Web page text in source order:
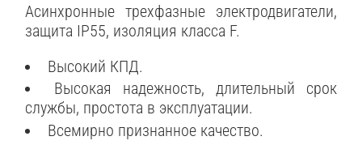
Асинхронные трехфазные электродвигатели,
защита IP55, изоляция класса F.
Высокий КПД.
Высокая надежность, длительный срок
службы, простота в эксплуатации.
Всемирно признанное качество.